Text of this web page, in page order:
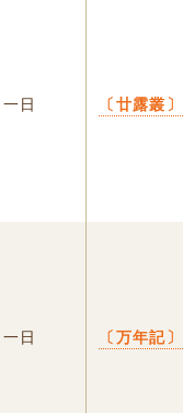
日 〔廿露叢〕
日 〔万年記〕